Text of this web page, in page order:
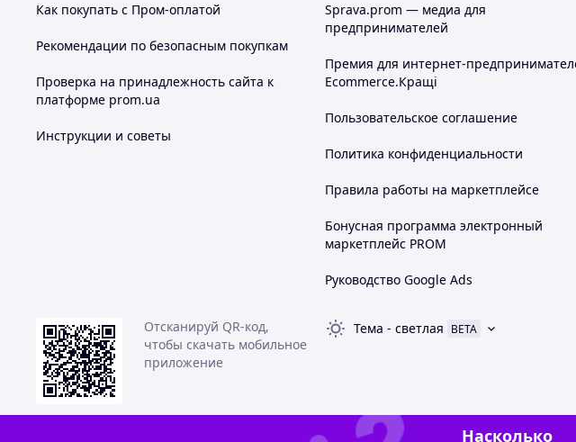
Как покупать с Пром-оплатой
Рекомендации по безопасным покупкам
Проверка на принадлежность сайта к
платформе prom.ua
Инструкции и советы
Sprava.prom — медиа для
предпринимателей
Премия для интернет-
Ecommerce.Кращі
Пользовательское соглашение
Политика конфиденциальности
Правила работы на маркетплейсе
Бонусная программа электронный
маркетплейс PROM
Руководство Google Ads
Отсканируй QR-код,
чтобы скачать мобильное
приложение
Тема - светлая BETA
Насколько